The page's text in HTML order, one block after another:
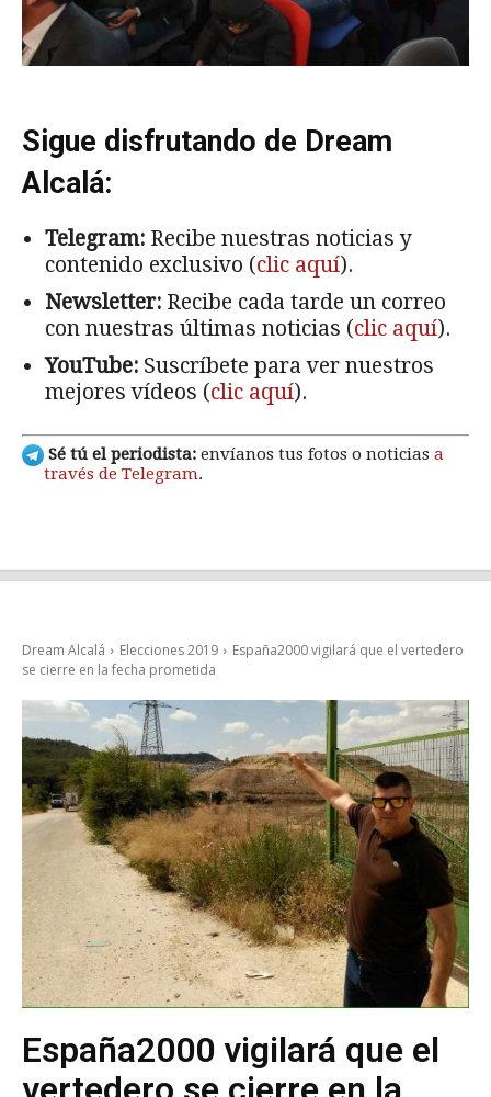
Sigue disfrutando de Dream
Alcalá:
Telegram: Recibe nuestras noticias y
contenido exclusivo (clic aquí).
Newsletter: Recibe cada tarde un correo
con nuestras últimas noticias (clic aquí).
YouTube: Suscríbete para ver nuestros
mejores vídeos (clic aquí).
Sé tú el periodista: envíanos tus fotos o noticias a
través de Telegram.